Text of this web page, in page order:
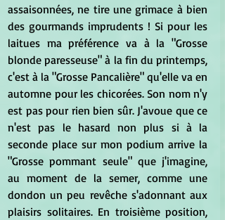
assaisonnées, ne tire une grimace à bien
des gourmands imprudents ! Si pour les
laitues ma préférence va à la "Grosse
blonde paresseuse" à la fin du printemps,
c'est à la "Grosse Pancalière" qu'elle va en
automne pour les chicorées. Son nom n'y
est pas pour rien bien sûr. J'avoue que ce
n'est pas le hasard non plus si à la
seconde place sur mon podium arrive la
"Grosse pommant seule" que j'imagine,
au moment de la semer, comme une
dondon un peu revêche s'adonnant aux
plaisirs solitaires. En troisième position,